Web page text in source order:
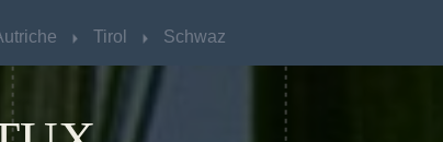
Tirol Schwaz
Tirol Schwaz